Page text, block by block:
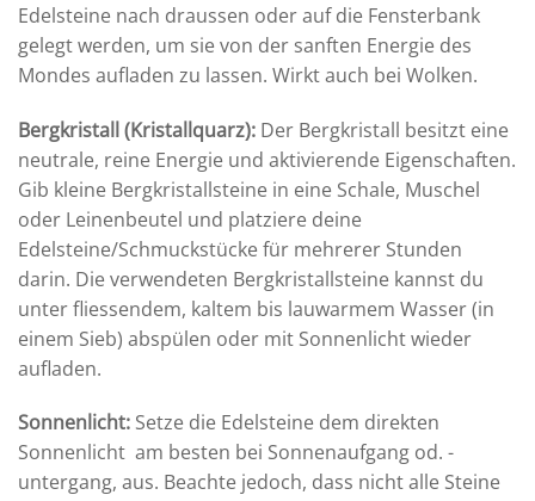
Edelsteine nach draussen oder auf die Fensterbank
gelegt werden, um sie von der sanften Energie des
Mondes aufladen zu lassen. Wirkt auch bei Wolken.
Bergkristall (Kristallquarz): Der Bergkristall besitzt eine
neutrale, reine Energie und aktivierende Eigenschaften.
Gib kleine Bergkristallsteine in eine Schale, Muschel
oder Leinenbeutel und platziere deine
Edelsteine/Schmuckstücke für mehrerer Stunden
darin. Die verwendeten Bergkristallsteine kannst du
unter fliessendem, kaltem bis lauwarmem Wasser (in
einem Sieb) abspülen oder mit Sonnenlicht wieder
aufladen.
Sonnenlicht: Setze die Edelsteine dem direkten
Sonnenlicht am besten bei Sonnenaufgang od. -
untergang, aus. Beachte jedoch, dass nicht alle Steine